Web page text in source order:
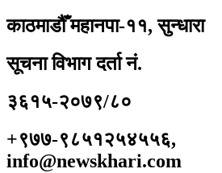
काठमाडौँ महानपा-११, सुन्धारा
सूचना विभाग दर्ता नं.
३६१५-२०७९/८०
+९७७-९८५१२५४५५६,
info@newskhari.com